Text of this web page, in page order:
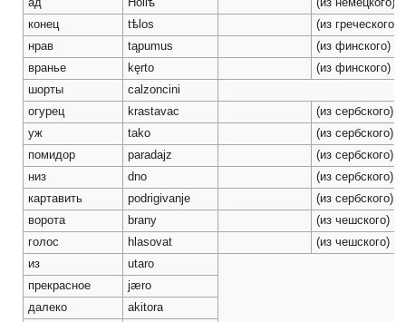
ад Höllѣ
(из немецкого)
конец
tѣlos
(из греческого)
нрав
tąpumus
(из финского)
вранье
kęrto
(из финского)
шорты
calzoncini
огурец
krastavac
(из сербского)
уж
tako
(из сербского)
помидор
paradajz
(из сербского)
низ
dno
(из сербского)
картавить
podrigivanje
(из сербского)
ворота
brany
(из чешского)
голос
hlasovat
(из чешского)
из
utaro
прекрасное
jæro
далеко
akitora